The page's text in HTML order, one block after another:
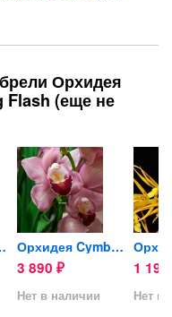
Орхидея
Flash (еще не
I-Hsin... Орхидея Cymbidium
3 890 ₽
Нет в наличии
1 190
Нет в